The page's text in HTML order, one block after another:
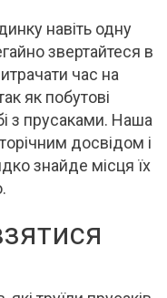
навіть одну
звертайтеся в
час на
як побутові
з прусаками. Наша
досвідом і
знайде місця їх